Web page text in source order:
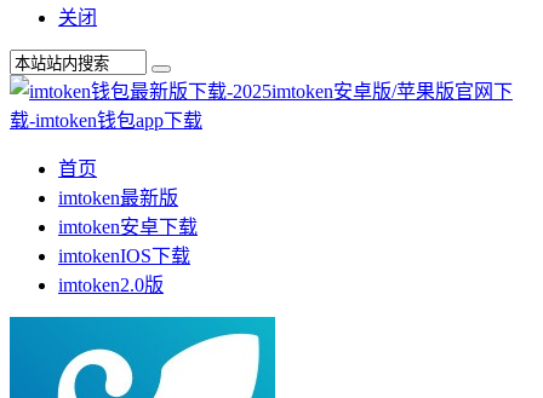
关闭
首页
imtoken最新版
imtoken安卓下载
imtokenIOS下载
imtoken2.0版